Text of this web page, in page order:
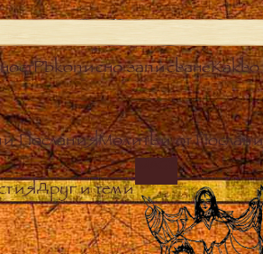
Ръкописно записванеКакво
ПосланияМолитви от
Други теми